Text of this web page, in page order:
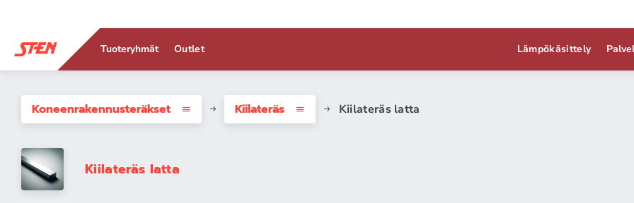
Tuoteryhmät Outlet Lämpökäsittely
Koneenrakennus­teräkset Kiilateräs Kiilateräs latta
Kiilateräs latta